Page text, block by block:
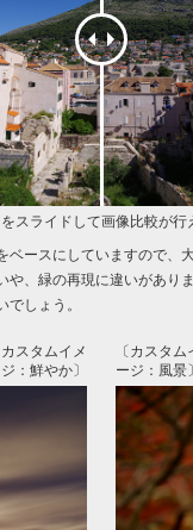
スライドして画像比較が行
ベースにしていますので、
や、緑の再現に違いがあり
しょう。
カスタムイメ
：鮮やか〕
〔カスタム
ージ：風景〕